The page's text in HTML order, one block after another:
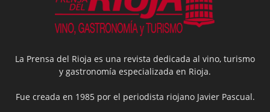
La Prensa del Rioja es una revista dedicada al vino, turismo
y gastronomía especializada en Rioja.
Fue creada en 1985 por el periodista riojano Javier Pascual.